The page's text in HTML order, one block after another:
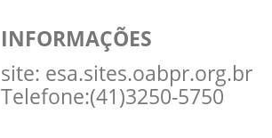
INFORMAÇÕES
site: esa.sites.oabpr.org.br
Telefone:(41)3250-5750